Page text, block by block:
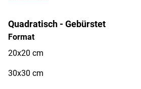
Quadratisch - Gebürstet
Format
20x20 cm
30x30 cm